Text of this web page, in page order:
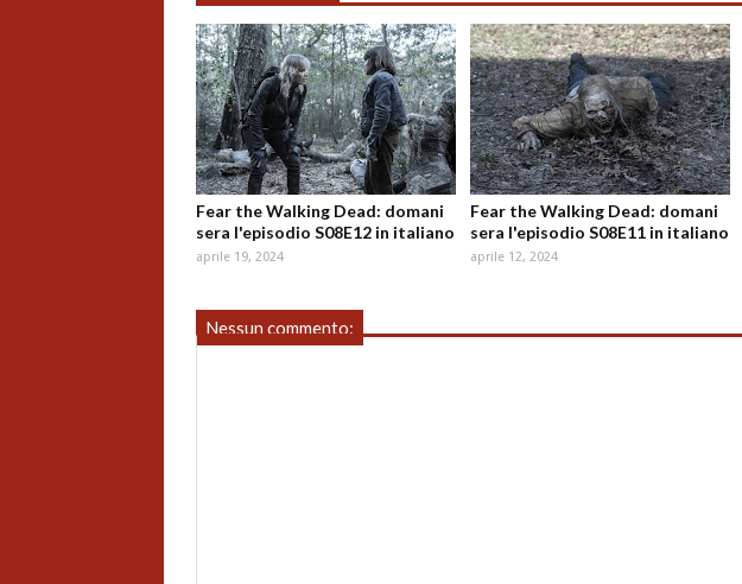
Fear the Walking Dead: domani
sera l'episodio S08E12 in italiano
aprile 19, 2024
Fear the Walking Dead: domani
sera l'episodio S08E11 in italiano
aprile 12, 2024
Nessun commento: